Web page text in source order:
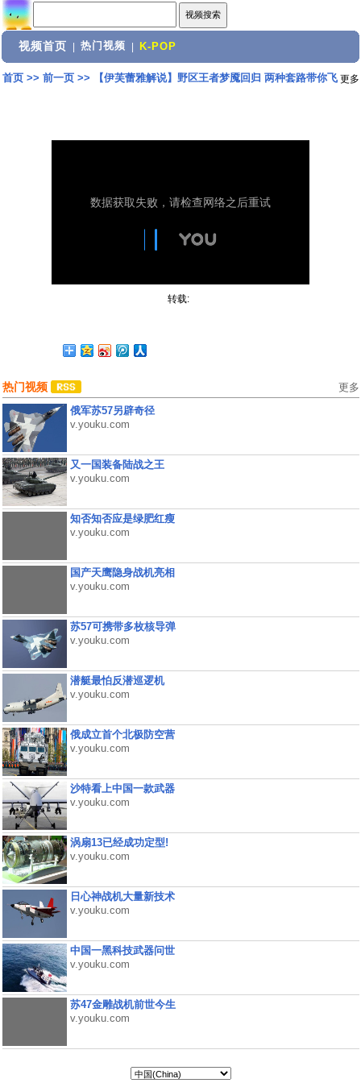
视频首页 热门视频 K-POP
首页>> 前一页>> 【伊芙蕾雅解说】野区王者梦魇回归 两种套路带你飞 更多
转载:
热门视频 更多
俄军苏57另辟奇径
v.youku.com
又一国装备陆战之王
v.youku.com
知否知否应是绿肥红瘦
v.youku.com
国产天鹰隐身战机亮相
v.youku.com
苏57可携带多枚核导弹
v.youku.com
潜艇最怕反潜巡逻机
v.youku.com
俄成立首个北极防空营
v.youku.com
沙特看上中国一款武器
v.youku.com
涡扇13已经成功定型!
v.youku.com
日心神战机大量新技术
v.youku.com
中国一黑科技武器问世
v.youku.com
苏47金雕战机前世今生
v.youku.com